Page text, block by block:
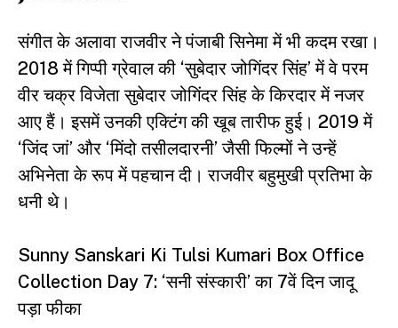
संगीत के अलावा राजवीर ने पंजाबी सिनेमा में भी कदम रखा।
2018 में गिप्पी ग्रेवाल की ‘सुबेदार जोगिंदर सिंह’ में वे परम
वीर चक्र विजेता सुबेदार जोगिंदर सिंह के किरदार में नजर
आए हैं। इसमें उनकी एक्टिंग की खूब तारीफ हुई। 2019 में
‘जिंद जां’ और ‘मिंदो तसीलदारनी’ जैसी फिल्मों ने उन्हें
अभिनेता के रूप में पहचान दी। राजवीर बहुमुखी प्रतिभा के
धनी थे।
Sunny Sanskari Ki Tulsi Kumari Box Office
Collection Day 7: ‘सनी संस्कारी’ का 7वें दिन जादू
पड़ा फीका